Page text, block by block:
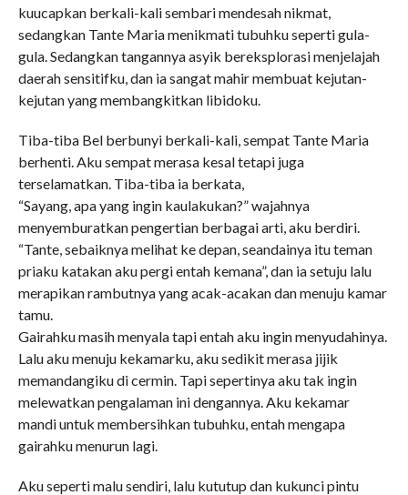
kuucapkan berkali-kali sembari mendesah nikmat,
sedangkan Tante Maria menikmati tubuhku seperti gula-
gula. Sedangkan tangannya asyik bereksplorasi menjelajah
daerah sensitifku, dan ia sangat mahir membuat kejutan-
kejutan yang membangkitkan libidoku.
Tiba-tiba Bel berbunyi berkali-kali, sempat Tante Maria
berhenti. Aku sempat merasa kesal tetapi juga
terselamatkan. Tiba-tiba ia berkata,
“Sayang, apa yang ingin kaulakukan?” wajahnya
menyemburatkan pengertian berbagai arti, aku berdiri.
“Tante, sebaiknya melihat ke depan, seandainya itu teman
priaku katakan aku pergi entah kemana”, dan ia setuju lalu
merapikan rambutnya yang acak-acakan dan menuju kamar
tamu.
Gairahku masih menyala tapi entah aku ingin menyudahinya.
Lalu aku menuju kekamarku, aku sedikit merasa jijik
memandangiku di cermin. Tapi sepertinya aku tak ingin
melewatkan pengalaman ini dengannya. Aku kekamar
mandi untuk membersihkan tubuhku, entah mengapa
gairahku menurun lagi.
Aku seperti malu sendiri, lalu kututup dan kukunci pintu